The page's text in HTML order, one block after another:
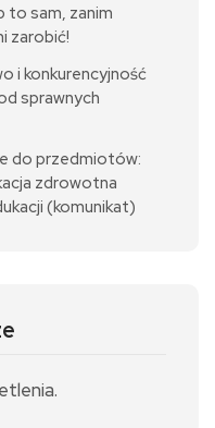
to sam, zanim
zarobić!
i konkurencyjność
sprawnych
do przedmiotów:
zdrowotna
(komunikat)